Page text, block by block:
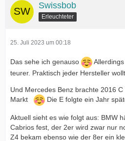
Swissbob
Erleuchteter
25. Juli 2023 um 00:18
Das sehe ich genauso
teurer. Praktisch jeder Hersteller
Und Mercedes Benz brachte 2016
Markt
Die E folgte ein Jahr
Aktuell sieht es wie folgt aus: BMW
Cabrios fest, der 2er wird zwar nur
Z4 bekam ebenso wie der 8er ein